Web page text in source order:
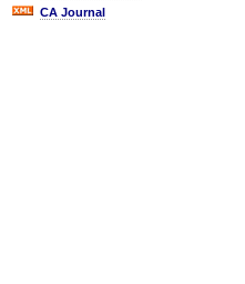
CA Journal